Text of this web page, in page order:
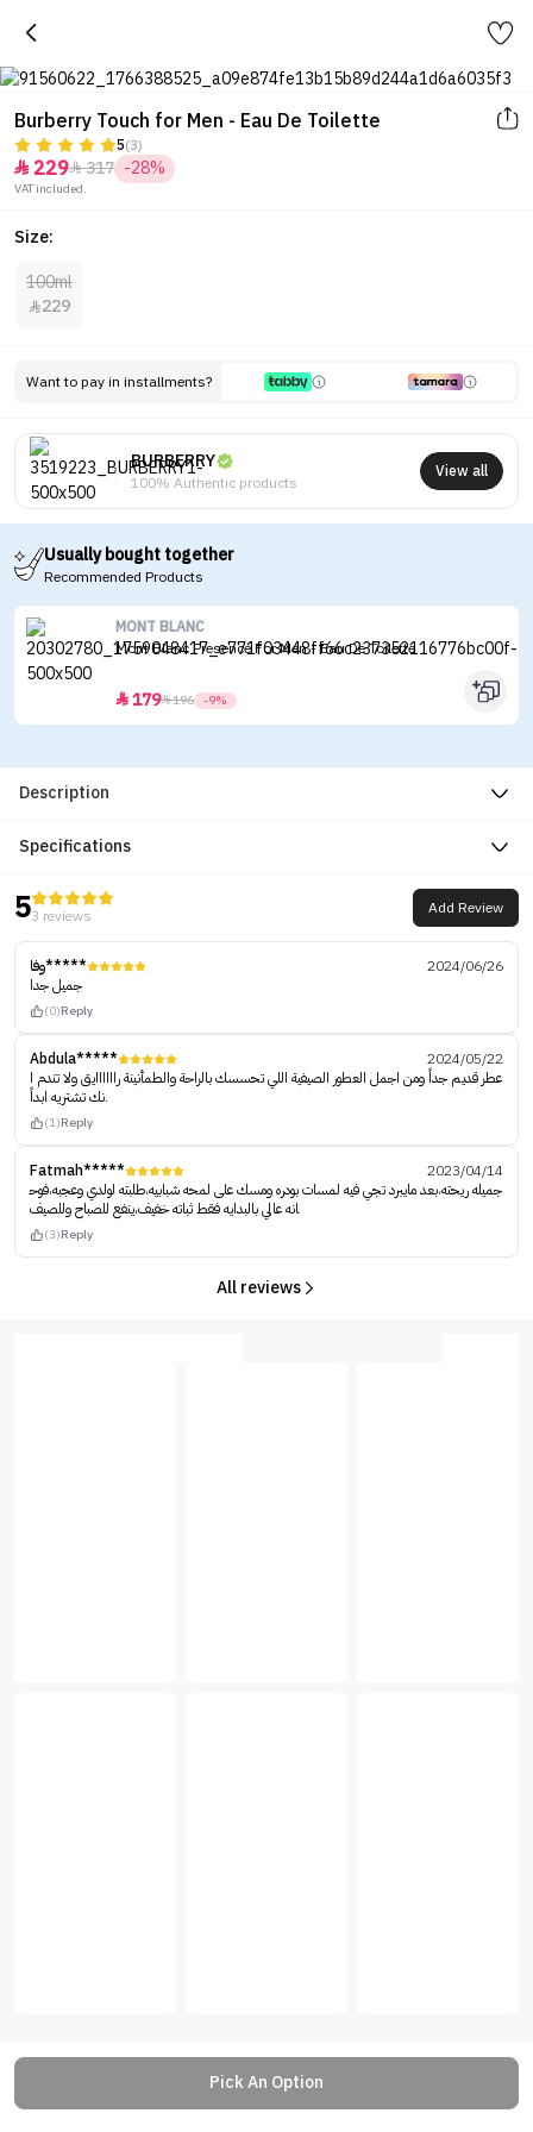
Burberry Touch for Men - Eau De Toilette
5(3)
 229317 -28%
VAT included.
Size:
100ml
229
Want to pay in installments?
BURBERRY
100% Authentic products
View all
Usually bought together
Recommended Products
MONT BLANC
Mont Blanc Presence For Men - Eau De Toilette
179196 -9%
Description
Specifications
53 reviews Add Review
وفا*****
2024/06/26
جميل جدا
(0)Reply
Abdula*****
2024/05/22
عطر قديم جداً ومن اجمل العطور الصيفية اللي تحسسك بالراحة والطمأنينة راااااايق ولا تندم ا
نك تشتريه ابداً.
(1)Reply
Fatmah*****
2023/04/14
جميله ريحته،بعد مايبرد تجي فيه لمسات بودره ومسك على لمحه شبابيه،طلبته لولدي وعجبه،فوح
انه عالي بالبدايه فقط ثباته خفيف،ينفع للصباح وللصيف
(3)Reply
All reviews
Pick An Option